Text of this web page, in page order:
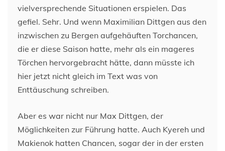
vielversprechende Situationen erspielen. Das
gefiel. Sehr. Und wenn Maximilian Dittgen aus den
inzwischen zu Bergen aufgehäuften Torchancen,
die er diese Saison hatte, mehr als ein mageres
Törchen hervorgebracht hätte, dann müsste ich
hier jetzt nicht gleich im Text was von
Enttäuschung schreiben.
Aber es war nicht nur Max Dittgen, der
Möglichkeiten zur Führung hatte. Auch Kyereh und
Makienok hatten Chancen, sogar der in der ersten